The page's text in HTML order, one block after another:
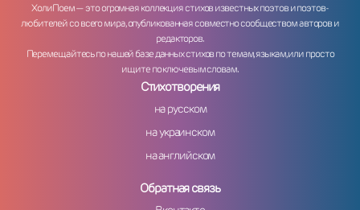
ХолиПоем — это огромная коллекция стихов известных поэтов и поэтов-
любителей со всего мира, опубликованная совместно сообществом авторов и
редакторов.
Перемещайтесь по нашей базе данных стихов по темам, языкам, или просто
ищите по ключевым словам.
Стихотворения
на русском
на украинском
на английском
Обратная связь